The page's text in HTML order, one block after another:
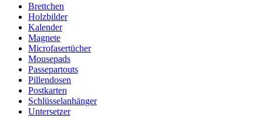
Brettchen
Holzbilder
Kalender
Magnete
Microfasertücher
Mousepads
Passepartouts
Pillendosen
Postkarten
Schlüsselanhänger
Untersetzer